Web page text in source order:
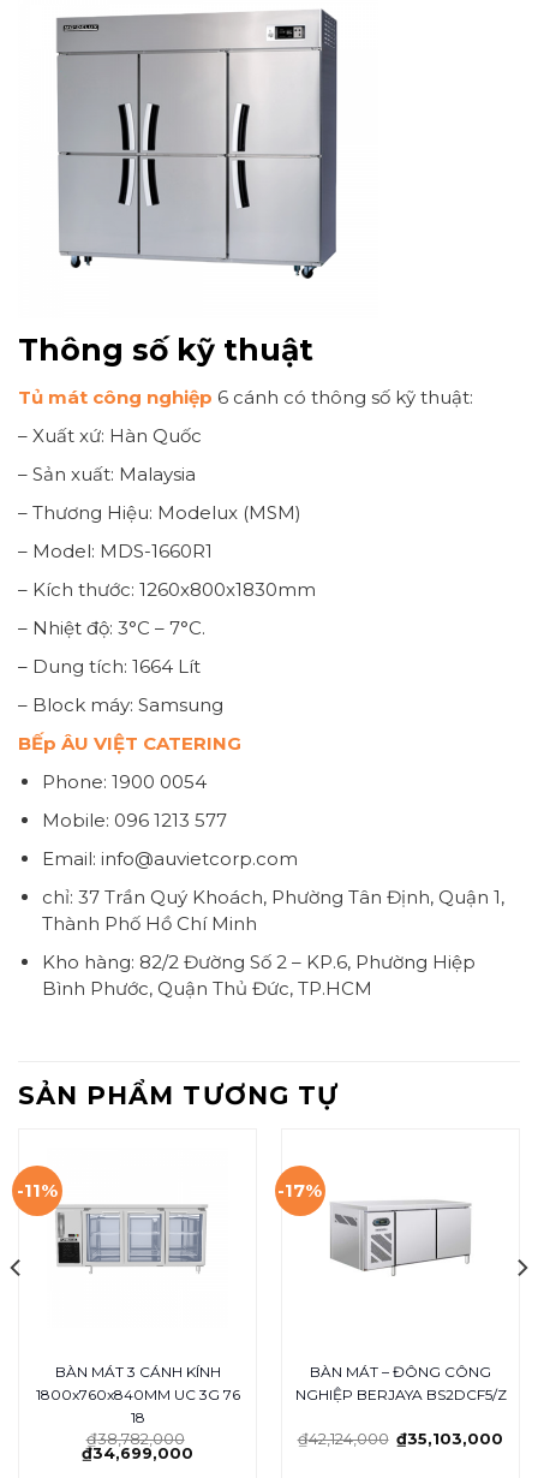
Thông số kỹ thuật
Tủ mát công nghiệp 6 cánh có thông số kỹ thuật:
– Xuất xứ: Hàn Quốc
– Sản xuất: Malaysia
– Thương Hiệu: Modelux (MSM)
– Model: MDS-1660R1
– Kích thước: 1260x800x1830mm
– Nhiệt độ: 3°C – 7°C.
– Dung tích: 1664 Lít
– Block máy: Samsung
BẾp ÂU VIỆT CATERING
Phone: 1900 0054
Mobile: 096 1213 577
Email: info@auvietcorp.com
chỉ: 37 Trần Quý Khoách, Phường Tân Định, Quận 1,
Thành Phố Hồ Chí Minh
Kho hàng: 82/2 Đường Số 2 – KP.6, Phường Hiệp
Bình Phước, Quận Thủ Đức, TP.HCM
SẢN PHẨM TƯƠNG TỰ
-11%
BÀN MÁT 3 CÁNH KÍNH
1800x760x840MM UC 3G 76
18
₫38,782,000
₫34,699,000
-17%
BÀN MÁT – ĐÔNG CÔNG
NGHIỆP BERJAYA BS2DCF5/Z
₫42,124,000 ₫35,103,000